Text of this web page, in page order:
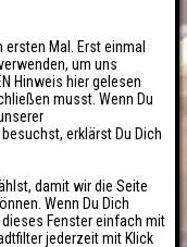
Mal. Erst einmal
um uns
Hinweis hier gelesen
musst. Wenn Du
besuchst, erklärst Du Dich
damit wir die Seite
Wenn Du Dich
Fenster einfach mit
jederzeit mit Klick